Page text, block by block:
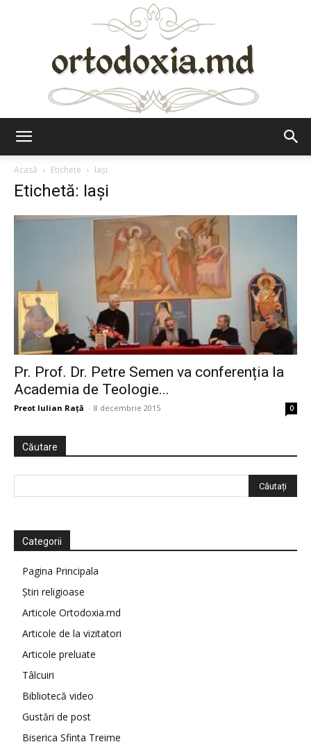
Acasă
Etichete Iași
Etichetă: Iași
Pr. Prof. Dr. Petre Semen va conferenția la
Academia de Teologie...
Preot Iulian Raţă - 8 decembrie 2015 0
Căutare
Categorii
Pagina Principala
Știri religioase
Articole Ortodoxia.md
Articole de la vizitatori
Articole preluate
Tâlcuiri
Bibliotecă video
Gustări de post
Biserica Sfinta Treime